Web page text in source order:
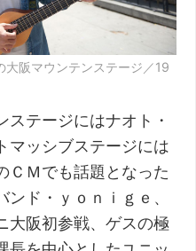
阪マウンテンステージ／19
ステージにはナオト・
マッシブステージには
ＣＭでも話題となった
ド・ｙｏｎｉｇｅ、
大阪初参戦、ゲスの極